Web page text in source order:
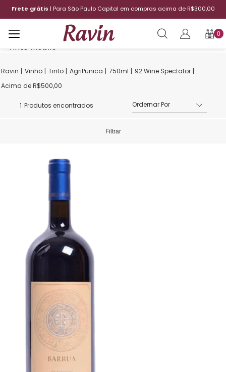
Frete grátis | Para São Paulo Capital em compras acima de R$300,00
0
Vinho Tinto AgriPunica 750ml
92 Wine Spectator
Acima de R$500,00
1 Produtos encontrados
Filtrar